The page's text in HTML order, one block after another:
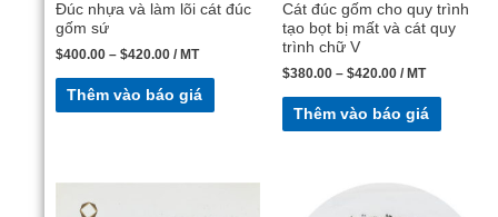
Đúc nhựa và làm lõi cát đúc
gốm sứ
$400.00 – $420.00 / MT
Thêm vào báo giá
Cát đúc gốm cho quy trình
tạo bọt bị mất và cát quy
trình chữ V
$380.00 – $420.00 / MT
Thêm vào báo giá